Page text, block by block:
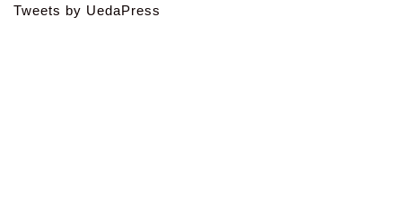
Tweets by UedaPress